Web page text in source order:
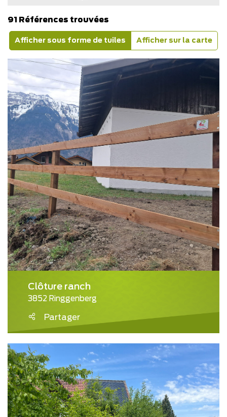
91 Références trouvées
Afficher sous forme de tuiles Afficher sur la carte
Clôture ranch
3852 Ringgenberg
Partager